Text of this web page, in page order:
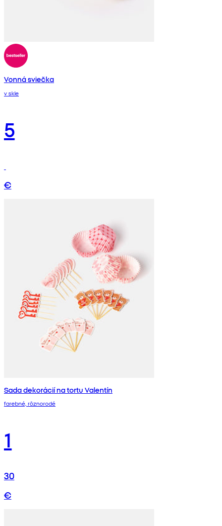
Vonná sviečka
v skle
5
€
Sada dekorácií na tortu Valentín
farebné, rôznorodé
1
30
€